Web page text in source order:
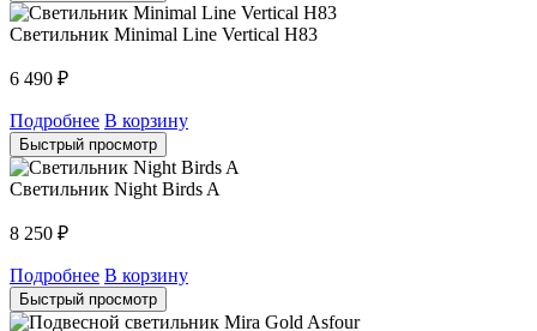
Светильник Minimal Line Vertical H83
6 490 ₽
Подробнее В корзину
Быстрый просмотр
Светильник Night Birds A
8 250 ₽
Подробнее В корзину
Быстрый просмотр